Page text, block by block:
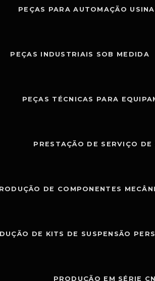
PEÇAS PARA AUTOMAÇÃO
PEÇAS INDUSTRIAIS SOB MEDIDA
PEÇAS TÉCNICAS PARA
PRESTAÇÃO DE SERVIÇO DE
DE COMPONENTES
DE KITS DE SUSPENSÃO
PRODUÇÃO EM SÉRIE